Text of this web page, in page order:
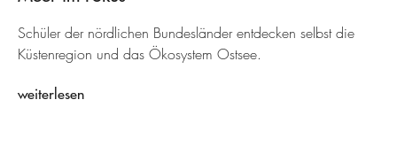
Schüler der nördlichen Bundesländer entdecken selbst die
Küstenregion und das Ökosystem Ostsee.
weiterlesen